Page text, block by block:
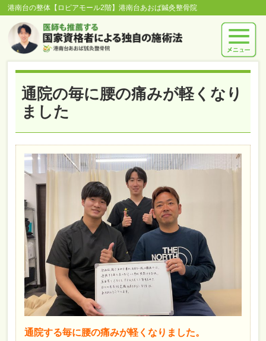
港南台の整体【ロピアモール2階】港南台あおば鍼灸整骨院
通院の毎に腰の痛みが軽くなり
ました
通院する毎に腰の痛みが軽くなりました。